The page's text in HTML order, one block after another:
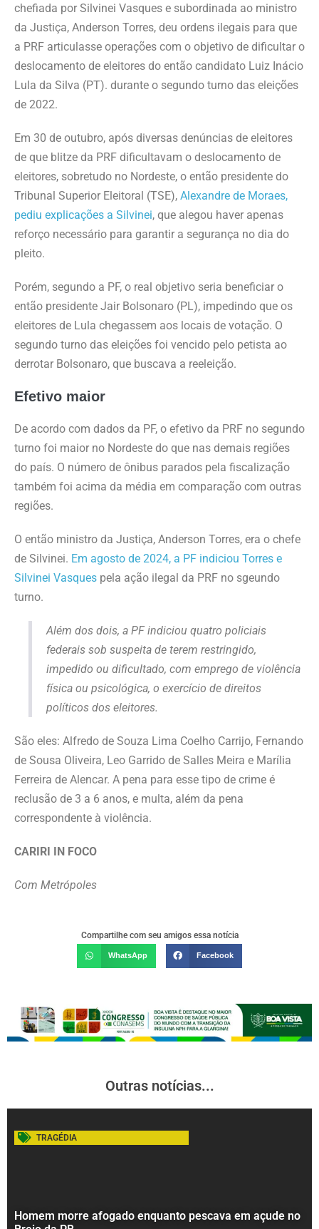
chefiada por Silvinei Vasques e subordinada ao ministro
da Justiça, Anderson Torres, deu ordens ilegais para que
a PRF articulasse operações com o objetivo de dificultar o
deslocamento de eleitores do então candidato Luiz Inácio
Lula da Silva (PT). durante o segundo turno das eleições
de 2022.
Em 30 de outubro, após diversas denúncias de eleitores
de que blitze da PRF dificultavam o deslocamento de
eleitores, sobretudo no Nordeste, o então presidente do
Tribunal Superior Eleitoral (TSE), Alexandre de Moraes,
pediu explicações a Silvinei, que alegou haver apenas
reforço necessário para garantir a segurança no dia do
pleito.
Porém, segundo a PF, o real objetivo seria beneficiar o
então presidente Jair Bolsonaro (PL), impedindo que os
eleitores de Lula chegassem aos locais de votação. O
segundo turno das eleições foi vencido pelo petista ao
derrotar Bolsonaro, que buscava a reeleição.
Efetivo maior
De acordo com dados da PF, o efetivo da PRF no segundo
turno foi maior no Nordeste do que nas demais regiões
do país. O número de ônibus parados pela fiscalização
também foi acima da média em comparação com outras
regiões.
O então ministro da Justiça, Anderson Torres, era o chefe
de Silvinei. Em agosto de 2024, a PF indiciou Torres e
Silvinei Vasques pela ação ilegal da PRF no sgeundo
turno.
Além dos dois, a PF indiciou quatro policiais
federais sob suspeita de terem restringido,
impedido ou dificultado, com emprego de violência
física ou psicológica, o exercício de direitos
políticos dos eleitores.
São eles: Alfredo de Souza Lima Coelho Carrijo, Fernando
de Sousa Oliveira, Leo Garrido de Salles Meira e Marília
Ferreira de Alencar. A pena para esse tipo de crime é
reclusão de 3 a 6 anos, e multa, além da pena
correspondente à violência.
CARIRI IN FOCO
Com Metrópoles
Compartilhe com seu amigos essa notícia
WhatsApp Facebook
Outras notícias...
TRAGÉDIA
Homem morre afogado enquanto pescava em açude no